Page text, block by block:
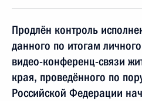
Продлён контроль
данного по итогам
видео-конференц-связи
края, проведённого по
Российской Федерации